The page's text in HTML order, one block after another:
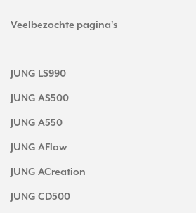
Veelbezochte pagina's
JUNG LS990
JUNG AS500
JUNG A550
JUNG AFlow
JUNG ACreation
JUNG CD500